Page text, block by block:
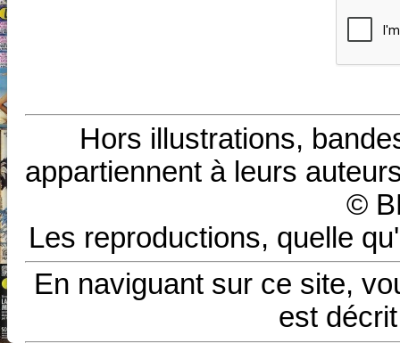
Hors illustrations,
appartiennent à leurs
©
Les reproductions, quelle
En naviguant sur ce site,
est